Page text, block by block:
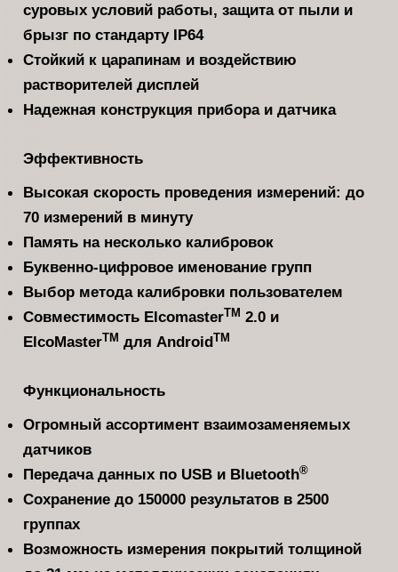
суровых условий работы, защита от пыли и
брызг по стандарту IP64
Стойкий к царапинам и воздействию
растворителей дисплей
Надежная конструкция прибора и датчика
Эффективность
Высокая скорость проведения измерений: до
70 измерений в минуту
Память на несколько калибровок
Буквенно-цифровое именование групп
Выбор метода калибровки пользователем
Совместимость ElcomasterTM 2.0 и
ElcoMasterTM для AndroidTM
Функциональность
Огромный ассортимент взаимозаменяемых
датчиков
Передача данных по USB и Bluetooth®
Сохранение до 150000 результатов в 2500
группах
Возможность измерения покрытий толщиной